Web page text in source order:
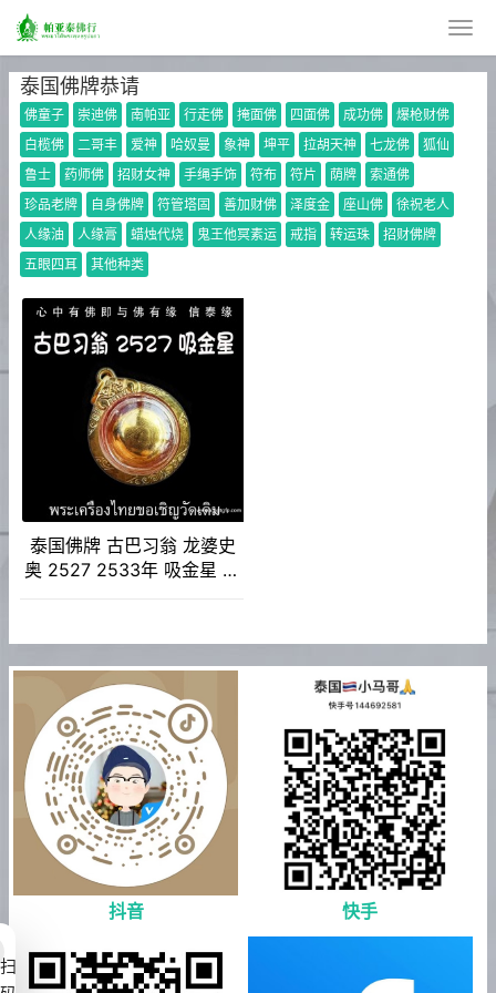
泰国佛牌恭请
佛童子 崇迪佛 南帕亚 行走佛 掩面佛 四面佛 成功佛
爆枪财佛
白榄佛
二哥丰 爱神 哈奴曼 象神 坤平 拉胡天神 七龙佛
狐仙
鲁士
药师佛 招财女神 手绳手饰 符布 符片 荫牌
索通佛
珍品老牌
自身佛牌 符管塔固 善加财佛 泽度金 座山佛
徐祝老人
人缘油
人缘膏 蜡烛代烧 鬼王他冥素运 戒指 转运珠
招财佛牌
五眼四耳
其他种类
泰国佛牌 古巴习翁 龙婆史
奥 2527 2533年 吸金星 吸
抖音 快手
扫